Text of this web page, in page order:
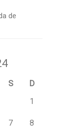
de
S
D
1
7 8